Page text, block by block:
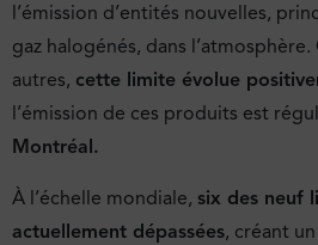
l’émission d’entités nouvelles,
gaz halogénés, dans
autres, cette limite évolue
l’émission de ces produits est
Montréal.
À l’échelle mondiale, six des neuf
actuellement dépassées, créant